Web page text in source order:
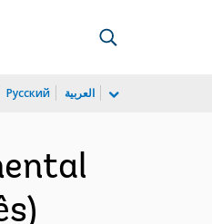
Русский العربية